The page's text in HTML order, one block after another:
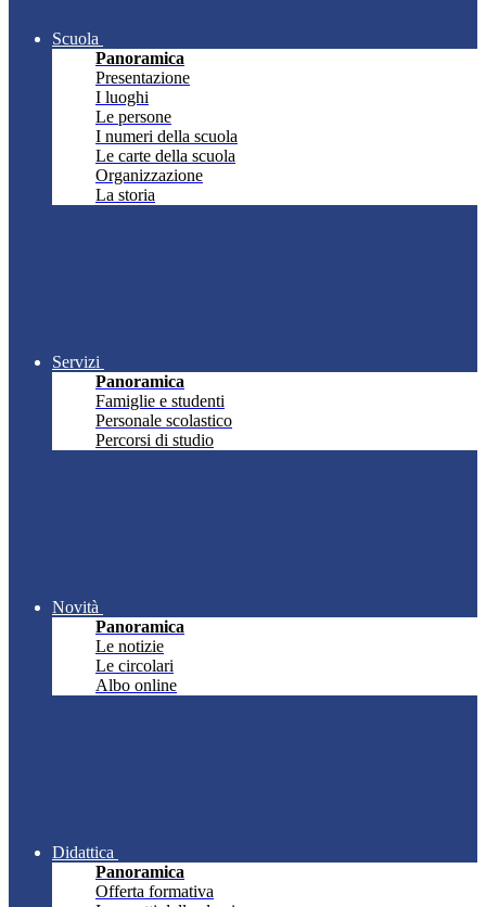
Scuola
Panoramica
Presentazione
I luoghi
Le persone
I numeri della scuola
Le carte della scuola
Organizzazione
La storia
Servizi
Panoramica
Famiglie e studenti
Personale scolastico
Percorsi di studio
Novità
Panoramica
Le notizie
Le circolari
Albo online
Didattica
Panoramica
Offerta formativa